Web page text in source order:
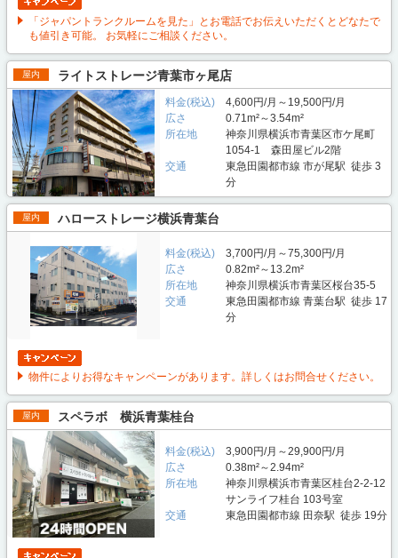
「ジャパントランクルームを見た」とお電話でお伝えいただくとどなたで
も値引き可能。 お気軽にご相談ください。
屋内 ライトストレージ青葉市ヶ尾店
料金(税込)
4,600円/月～19,500円/月
広さ
0.71m²～3.54m²
所在地
神奈川県横浜市青葉区市ケ尾町
1054-1 森田屋ビル2階
交通
東急田園都市線 市が尾駅 徒歩 3
分
屋内 ハローストレージ横浜青葉台
料金(税込)
3,700円/月～75,300円/月
広さ
0.82m²～13.2m²
所在地
神奈川県横浜市青葉区桜台35-5
交通
東急田園都市線 青葉台駅 徒歩 17
分
物件によりお得なキャンペーンがあります。詳しくはお問合せください。
屋内 スペラボ 横浜青葉桂台
料金(税込)
3,900円/月～29,900円/月
広さ
0.38m²～2.94m²
所在地
神奈川県横浜市青葉区桂台2-2-12
サンライフ桂台 103号室
交通
東急田園都市線 田奈駅 徒歩 19分